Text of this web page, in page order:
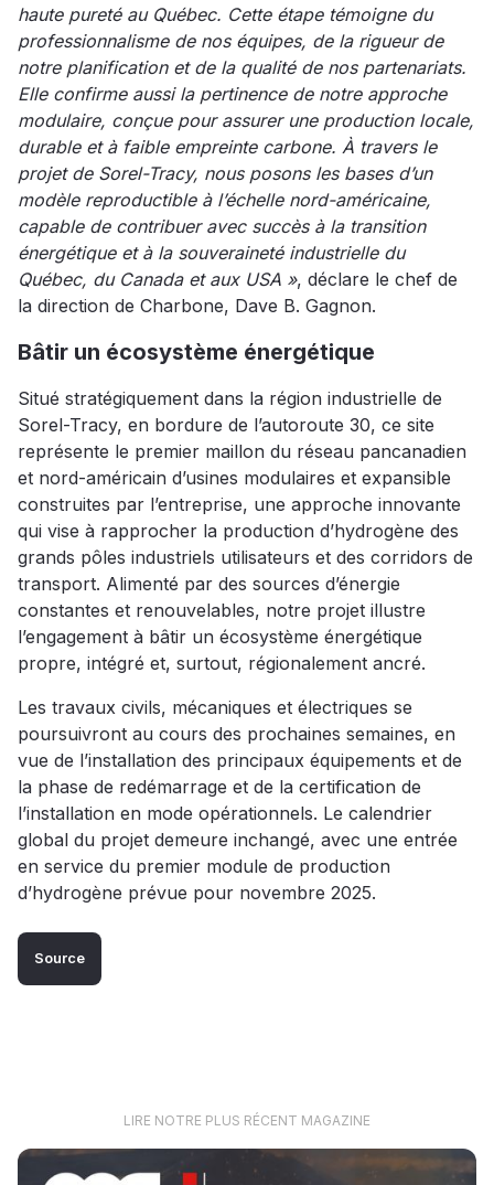
haute pureté au Québec. Cette étape témoigne du
professionnalisme de nos équipes, de la rigueur de
notre planification et de la qualité de nos partenariats.
Elle confirme aussi la pertinence de notre approche
modulaire, conçue pour assurer une production locale,
durable et à faible empreinte carbone. À travers le
projet de Sorel-Tracy, nous posons les bases d’un
modèle reproductible à l’échelle nord-américaine,
capable de contribuer avec succès à la transition
énergétique et à la souveraineté industrielle du
Québec, du Canada et aux USA », déclare le chef de
la direction de Charbone, Dave B. Gagnon.
Bâtir un écosystème énergétique
Situé stratégiquement dans la région industrielle de
Sorel-Tracy, en bordure de l’autoroute 30, ce site
représente le premier maillon du réseau pancanadien
et nord-américain d’usines modulaires et expansible
construites par l’entreprise, une approche innovante
qui vise à rapprocher la production d’hydrogène des
grands pôles industriels utilisateurs et des corridors de
transport. Alimenté par des sources d’énergie
constantes et renouvelables, notre projet illustre
l’engagement à bâtir un écosystème énergétique
propre, intégré et, surtout, régionalement ancré.
Les travaux civils, mécaniques et électriques se
poursuivront au cours des prochaines semaines, en
vue de l’installation des principaux équipements et de
la phase de redémarrage et de la certification de
l’installation en mode opérationnels. Le calendrier
global du projet demeure inchangé, avec une entrée
en service du premier module de production
d’hydrogène prévue pour novembre 2025.
Source
LIRE NOTRE PLUS RÉCENT MAGAZINE